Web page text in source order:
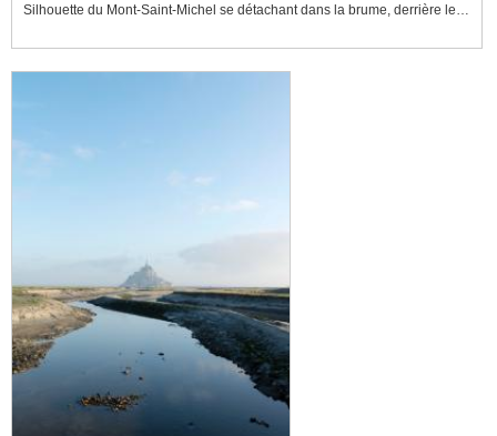
Silhouette du Mont-Saint-Michel se détachant dans la brume, derrière les arbres